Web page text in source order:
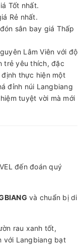
Tốt nhất.
Rẻ nhất.
sân bay giá Thấp
Lâm Viên với độ
trẻ yêu thích, đặc
thực hiện một
đỉnh núi Langbiang
tuyệt vời mà mới
đến đoán quý
và chuẩn bị di
rau xanh tốt,
với Langbiang bạt